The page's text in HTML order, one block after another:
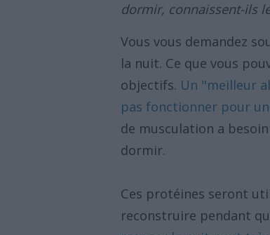
dormir, connaissent-ils
Vous vous demandez
la nuit. Ce que vous
objectifs. Un "meilleur
pas fonctionner pour
de musculation a
dormir.
Ces protéines seront
reconstruire pendant